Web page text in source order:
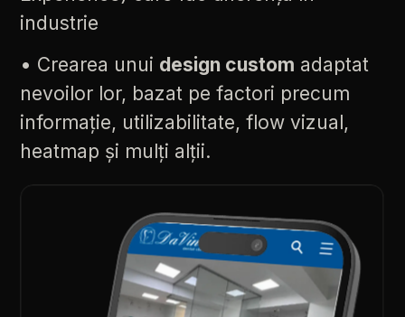
industrie
• Crearea unui design custom adaptat
nevoilor lor, bazat pe factori precum
informație, utilizabilitate, flow vizual,
heatmap și mulți alții.